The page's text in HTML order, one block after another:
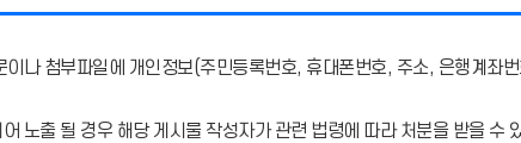
나 첨부파일에 개인정보(주민등록번호, 휴대폰번호, 주소, 은행계좌
노출 될 경우 해당 게시물 작성자가 관련 법령에 따라 처분을 받을 수